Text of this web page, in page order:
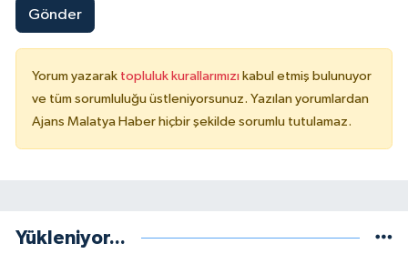
Gönder
Yorum yazarak topluluk kurallarımızı kabul etmiş bulunuyor
ve tüm sorumluluğu üstleniyorsunuz. Yazılan yorumlardan
Ajans Malatya Haber hiçbir şekilde sorumlu tutulamaz.
Yükleniyor...